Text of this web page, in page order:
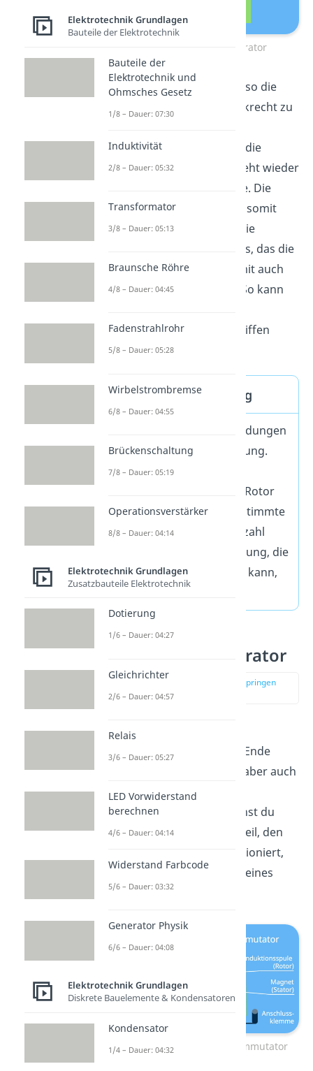
Aufbau Außenpolgenerator
In diesem Fall dreht sich also die
Spule, sie bewegt sich senkrecht zu
Magneten. So aktiviert sie die
Lorentzkraftund es entsteht wieder
ein Stromfluss in der Spule. Die
Spule dreht immer weiter, somit
ändert sich ständig auch die
Richtung des Magnetfeldes, das die
Spule durchsetzt, und damit auch
die induzierte Spannung. So kann
Wechselspannung
abgegriffen
werden.
Spannungserzeugung
Eine Spule mit mehr Windungen
liefert auch mehr Spannung.
Aber weil die Spule beim
Außenpolgenerator der Rotor
ist, kann sie nur eine bestimmte
Größe und Windungsanzahl
haben. Die Höchstspannung, die
der Generator erzeugen kann,
Gleichstromgenerator
zur Stelle im Video springen
(02:30)
Bei den beiden Arten von
Generatoren entsteht am Ende
Wechselstrom. Jetzt ist es aber auch
möglich,Gleichstrom
produzieren. Dafür brauchst du
noch ein zusätzliches Bauteil, den
. Wie er funktioniert,
sehen wir uns am Beispiel eines
Außenpolgenerators an.
Außenpolgenerator mit Kommutator
Elektrotechnik Grundlagen
Bauteile der Elektrotechnik
Bauteile der
Elektrotechnik und
Ohmsches Gesetz
1/8 – Dauer: 07:30
Induktivität
2/8 – Dauer: 05:32
Transformator
3/8 – Dauer: 05:13
Braunsche Röhre
4/8 – Dauer: 04:45
Fadenstrahlrohr
5/8 – Dauer: 05:28
Wirbelstrombremse
6/8 – Dauer: 04:55
Brückenschaltung
7/8 – Dauer: 05:19
Operationsverstärker
8/8 – Dauer: 04:14
Elektrotechnik Grundlagen
Zusatzbauteile Elektrotechnik
Dotierung
1/6 – Dauer: 04:27
Gleichrichter
2/6 – Dauer: 04:57
Relais
3/6 – Dauer: 05:27
LED Vorwiderstand
berechnen
4/6 – Dauer: 04:14
Widerstand Farbcode
5/6 – Dauer: 03:32
Generator Physik
6/6 – Dauer: 04:08
Elektrotechnik Grundlagen
Diskrete Bauelemente & Kondensatoren
Kondensator
1/4 – Dauer: 04:32